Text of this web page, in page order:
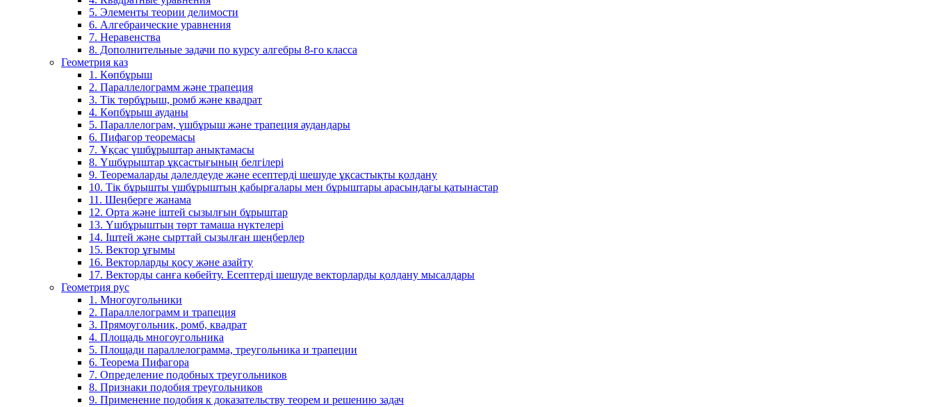
5. Элементы теории делимости
6. Алгебраические уравнения
7. Неравенства
8. Дополнительные задачи по курсу алгебры 8-го класса
Геометрия каз
1. Көпбұрыш
2. Параллелограмм және трапеция
3. Тік төрбұрыш, ромб және квадрат
4. Көпбұрыш ауданы
5. Параллелограм, үшбұрыш және трапеция аудандары
6. Пифагор теоремасы
7. Ұқсас үшбұрыштар анықтамасы
8. Үшбұрыштар ұқсастығының белгілері
9. Теоремаларды дәлелдеуде және есептерді шешуде ұқсастықты қолдану
10. Тік бұрышты үшбұрыштың қабырғалары мен бұрыштары арасындағы қатынастар
11. Шеңберге жанама
12. Орта және іштей сызылғын бұрыштар
13. Үшбұрыштың төрт тамаша нүктелері
14. Іштей және сырттай сызылған шеңберлер
15. Вектор ұғымы
16. Векторларды қосу және азайту
17. Векторды санға көбейту. Есептерді шешуде векторларды қолдану мысалдары
Геометрия рус
1. Многоугольники
2. Параллелограмм и трапеция
3. Прямоугольник, ромб, квадрат
4. Площадь многоугольника
5. Площади параллелограмма, треугольника и трапеции
6. Теорема Пифагора
7. Определение подобных треугольников
8. Признаки подобия треугольников
9. Применение подобия к доказательству теорем и решению задач